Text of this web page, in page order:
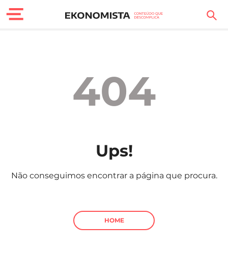
Carreira
Sociedade
Negócios
404
Ups!
Não conseguimos encontrar a página que procura.
HOME